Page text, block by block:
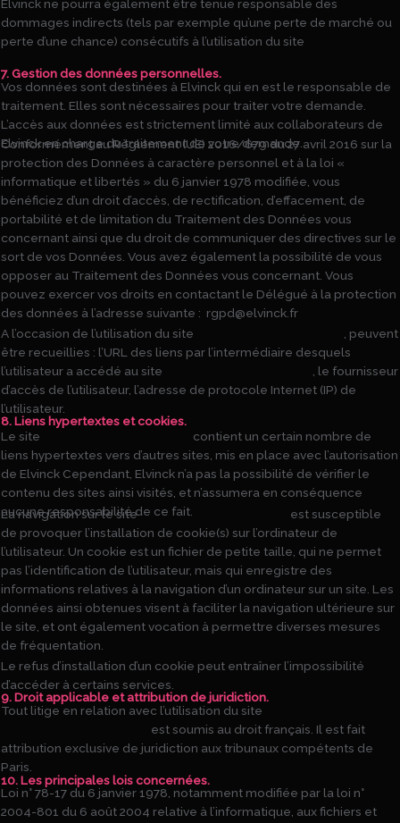
Elvinck ne pourra également être tenue responsable des
dommages indirects (tels par exemple qu’une perte de marché ou
perte d’une chance) consécutifs à l’utilisation du site
7. Gestion des données personnelles.
Vos données sont destinées à Elvinck qui en est le responsable de
traitement. Elles sont nécessaires pour traiter votre demande.
L’accès aux données est strictement limité aux collaborateurs de
Elvinck en charge du traitement de votre demande.
Conformément au Règlement (UE) 2016/679 du 27 avril 2016 sur la
protection des Données à caractère personnel et à la loi «
informatique et libertés » du 6 janvier 1978 modifiée, vous
bénéficiez d’un droit d’accès, de rectification, d’effacement, de
portabilité et de limitation du Traitement des Données vous
concernant ainsi que du droit de communiquer des directives sur le
sort de vos Données. Vous avez également la possibilité de vous
opposer au Traitement des Données vous concernant. Vous
pouvez exercer vos droits en contactant le Délégué à la protection
des données à l’adresse suivante : rgpd@elvinck.fr
A l’occasion de l’utilisation du site
, peuvent
être recueillies : l’URL des liens par l’intermédiaire desquels
l’utilisateur a accédé au site
, le fournisseur
d’accès de l’utilisateur, l’adresse de protocole Internet (IP) de
l’utilisateur.
8. Liens hypertextes et cookies.
Le site
contient un certain nombre de
liens hypertextes vers d’autres sites, mis en place avec l’autorisation
de Elvinck Cependant, Elvinck n’a pas la possibilité de vérifier le
contenu des sites ainsi visités, et n’assumera en conséquence
aucune responsabilité de ce fait.
La navigation sur le sitehttps://www.elvinck.com
est susceptible
de provoquer l’installation de cookie(s) sur l’ordinateur de
l’utilisateur. Un cookie est un fichier de petite taille, qui ne permet
pas l’identification de l’utilisateur, mais qui enregistre des
informations relatives à la navigation d’un ordinateur sur un site. Les
données ainsi obtenues visent à faciliter la navigation ultérieure sur
le site, et ont également vocation à permettre diverses mesures
de fréquentation.
Le refus d’installation d’un cookie peut entraîner l’impossibilité
d’accéder à certains services.
9. Droit applicable et attribution de juridiction.
Tout litige en relation avec l’utilisation du site
est soumis au droit français. Il est fait
attribution exclusive de juridiction aux tribunaux compétents de
Paris.
10. Les principales lois concernées.
Loi n° 78-17 du 6 janvier 1978, notamment modifiée par la loi n°
2004-801 du 6 août 2004 relative à l’informatique, aux fichiers et